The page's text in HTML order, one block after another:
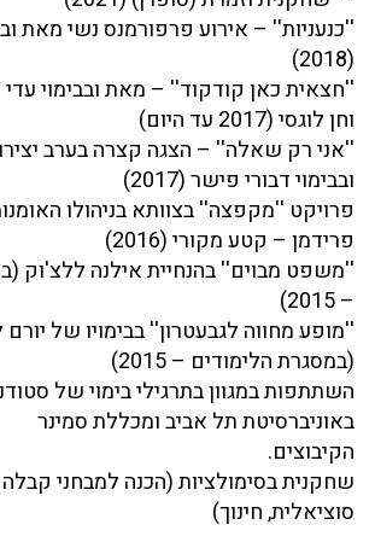
''כנעניות'' – אירוע פרפורמנס נשי מאת
(2018)
''חצאית כאן קודקוד'' – מאת ובבימוי
וחן לוגסי (2017 עד היום)
''אני רק שאלה'' – הצגה קצרה בערב
ובבימוי דבורי פישר (2017)
פרויקט ''מקפצה'' בצוותא בניהולו
פרידמן – קטע מקורי (2016)
''משפט מבוים'' בהנחיית אילנה ללצ'וק
– 2015)
''מופע מחווה לגבעטרון'' בבימויו של יורם
(במסגרת הלימודים – 2015)
השתתפות במגוון בתרגילי בימוי של
באוניברסיטת תל אביב ומכללת סמינר
הקיבוצים.
שחקנית בסימולציות (הכנה למבחני
סוציאלית, חינוך)